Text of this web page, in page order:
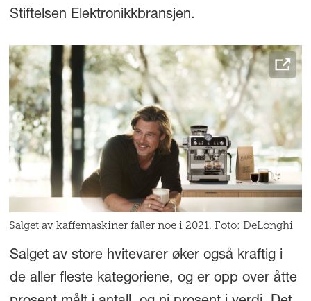
Stiftelsen Elektronikkbransjen.
Salget av kaffemaskiner faller noe i 2021. Foto: DeLonghi
Salget av store hvitevarer øker også kraftig i
de aller fleste kategoriene, og er opp over åtte